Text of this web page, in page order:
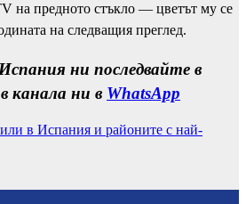
на предното стъкло — цветът му се
на следващия преглед.
ни последвайте в
канала ни в WhatsApp
в Испания и районите с най-